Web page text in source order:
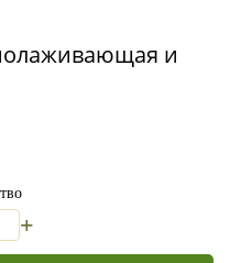
и
+